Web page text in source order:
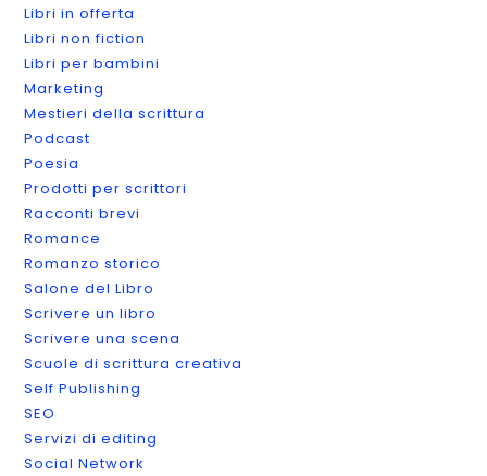
Libri in offerta
Libri non fiction
Libri per bambini
Marketing
Mestieri della scrittura
Podcast
Poesia
Prodotti per scrittori
Racconti brevi
Romance
Romanzo storico
Salone del Libro
Scrivere un libro
Scrivere una scena
Scuole di scrittura creativa
Self Publishing
SEO
Servizi di editing
Social Network